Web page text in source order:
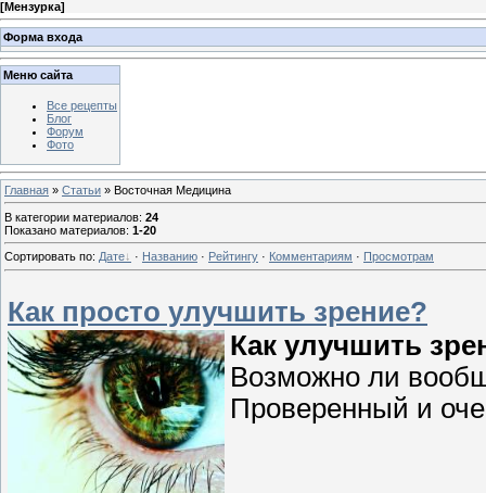
[Мензурка]
Форма входа
Меню сайта
Все рецепты
Блог
Форум
Фото
Главная » Статьи » Восточная Медицина
В категории материалов: 24
Показано материалов: 1-20
Сортировать по: Дате · Названию · Рейтингу · Комментариям · Просмотрам
Как просто улучшить зрение?
Как улучшить
Возможно ли
Проверенный и